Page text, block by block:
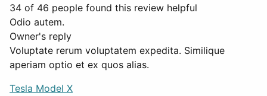
34 of 46 people found this review helpful
Odio autem.
Owner's reply
Voluptate rerum voluptatem expedita. Similique
aperiam optio et ex quos alias.
Tesla Model X